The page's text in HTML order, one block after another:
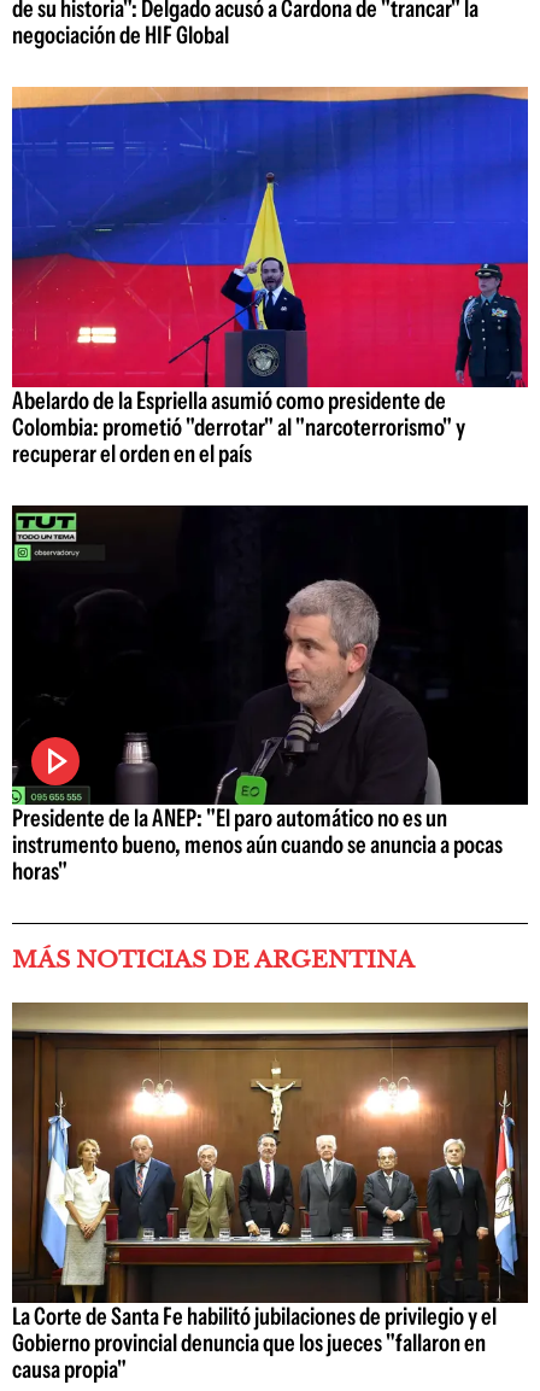
de su historia": Delgado acusó a Cardona de "trancar" la
negociación de HIF Global
Abelardo de la Espriella asumió como presidente de
Colombia: prometió "derrotar" al "narcoterrorismo" y
recuperar el orden en el país
Presidente de la ANEP: "El paro automático no es un
instrumento bueno, menos aún cuando se anuncia a pocas
horas"
MÁS NOTICIAS DE ARGENTINA
La Corte de Santa Fe habilitó jubilaciones de privilegio y el
Gobierno provincial denuncia que los jueces "fallaron en
causa propia"